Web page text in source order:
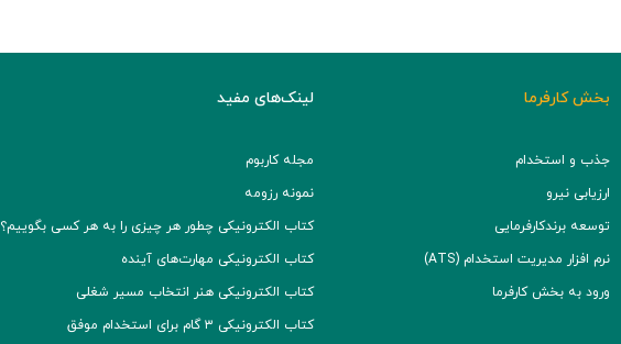
بخش کارفرما
جذب و استخدام
ارزیابی نیرو
توسعه برند‌کارفرمایی
نرم افزار مدیریت استخدام (ATS)
ورود به بخش کارفرما
لینک‌های مفید
مجله کاربوم
نمونه رزومه
کتاب الکترونیکی چطور هر چیزی را به هر کسی بگوییم؟
کتاب الکترونیکی مهارت‌های آینده
کتاب الکترونیکی هنر انتخاب مسیر شغلی
کتاب الکترونیکی ۳ گام برای استخدام موفق